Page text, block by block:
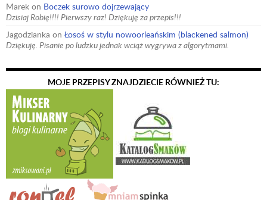
Marek on Boczek surowo dojrzewający
Dzisiaj Robię!!!! Pierwszy raz! Dziękuję za przepis!!!
Jagodzianka on Łosoś w stylu nowoorleańskim (blackened salmon)
Dziękuję. Pisanie po ludzku jednak wciąż wygrywa z algorytmami.
MOJE PRZEPISY ZNAJDZIECIE RÓWNIEŻ TU: